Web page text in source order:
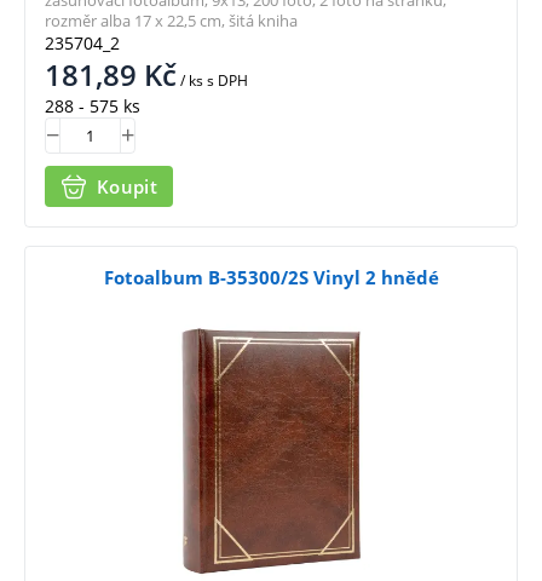
235704_2
181,89 Kč/ kss DPH
288 - 575 ks
Koupit
rozměr alba 17 x 22,5 cm, šitá kniha
Fotoalbum B-35300/2S Vinyl 2 hnědé